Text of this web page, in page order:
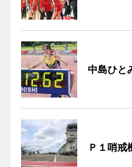
中島ひと
Ｐ１哨戒